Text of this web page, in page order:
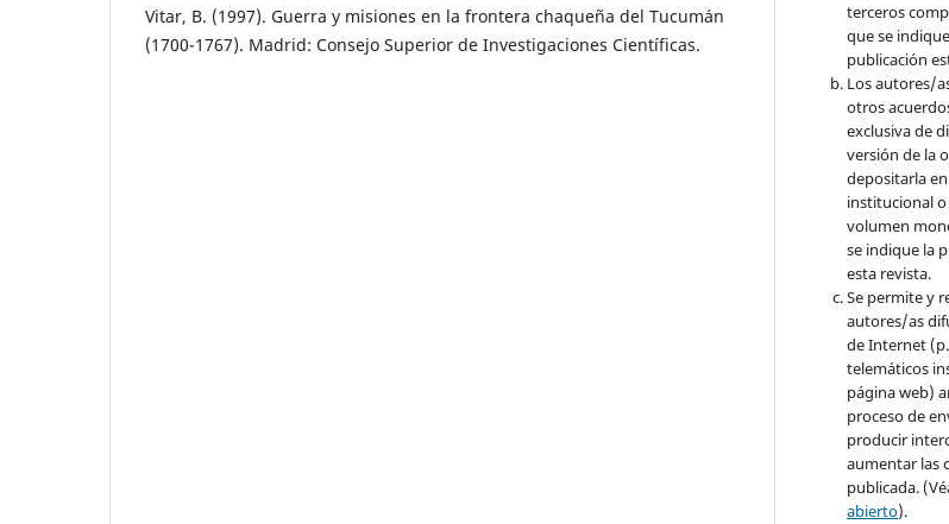
Vitar, B. (1997). Guerra y misiones en la frontera chaqueña del Tucumán
(1700-1767). Madrid: Consejo Superior de Investigaciones Científicas.
terceros
que se
publicación
Los autores/
otros
exclusiva de
versión de la
depositarla
institucional
volumen
se indique la
esta revista.
Se permite y
autores/as
de Internet
telemáticos
página web)
proceso de
producir
aumentar las
publicada.
abierto).